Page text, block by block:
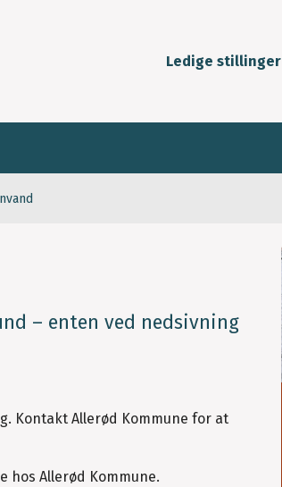
Ledige stillinger
– enten ved nedsivning
Kontakt Allerød Kommune for at
hos Allerød Kommune.